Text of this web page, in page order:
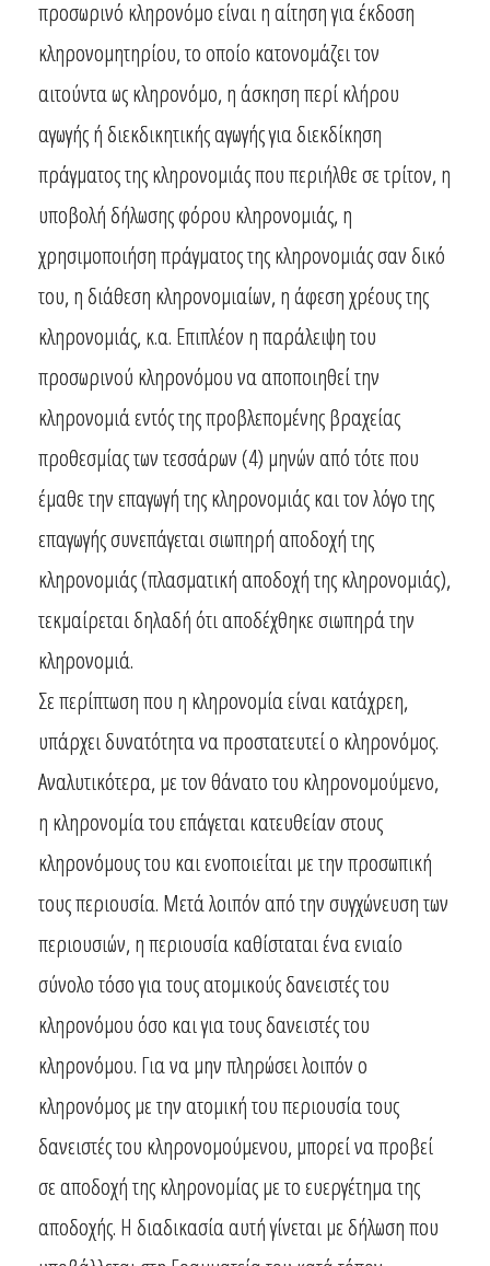
προσωρινό κληρονόμο είναι η αίτηση για έκδοση
κληρονομητηρίου, το οποίο κατονομάζει τον
αιτούντα ως κληρονόμο, η άσκηση περί κλήρου
αγωγής ή διεκδικητικής αγωγής για διεκδίκηση
πράγματος της κληρονομιάς που περιήλθε σε τρίτον, η
υποβολή δήλωσης φόρου κληρονομιάς, η
χρησιμοποιήση πράγματος της κληρονομιάς σαν δικό
του, η διάθεση κληρονομιαίων, η άφεση χρέους της
κληρονομιάς, κ.α. Επιπλέον η παράλειψη του
προσωρινού κληρονόμου να αποποιηθεί την
κληρονομιά εντός της προβλεπομένης βραχείας
προθεσμίας των τεσσάρων (4) μηνών από τότε που
έμαθε την επαγωγή της κληρονομιάς και τον λόγο της
επαγωγής συνεπάγεται σιωπηρή αποδοχή της
κληρονομιάς (πλασματική αποδοχή της κληρονομιάς),
τεκμαίρεται δηλαδή ότι αποδέχθηκε σιωπηρά την
κληρονομιά.
Σε περίπτωση που η κληρονομία είναι κατάχρεη,
υπάρχει δυνατότητα να προστατευτεί ο κληρονόμος.
Αναλυτικότερα, με τον θάνατο του κληρονομούμενο,
η κληρονομία του επάγεται κατευθείαν στους
κληρονόμους του και ενοποιείται με την προσωπική
τους περιουσία. Μετά λοιπόν από την συγχώνευση των
περιουσιών, η περιουσία καθίσταται ένα ενιαίο
σύνολο τόσο για τους ατομικούς δανειστές του
κληρονόμου όσο και για τους δανειστές του
κληρονόμου. Για να μην πληρώσει λοιπόν ο
κληρονόμος με την ατομική του περιουσία τους
δανειστές του κληρονομούμενου, μπορεί να προβεί
σε αποδοχή της κληρονομίας με το ευεργέτημα της
αποδοχής. Η διαδικασία αυτή γίνεται με δήλωση που